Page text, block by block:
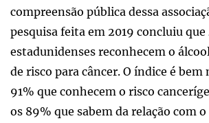
compreensão pública dessa
pesquisa feita em 2019 concluiu que
estadunidenses reconhecem o
de risco para câncer. O índice é bem
91% que conhecem o risco
os 89% que sabem da relação com